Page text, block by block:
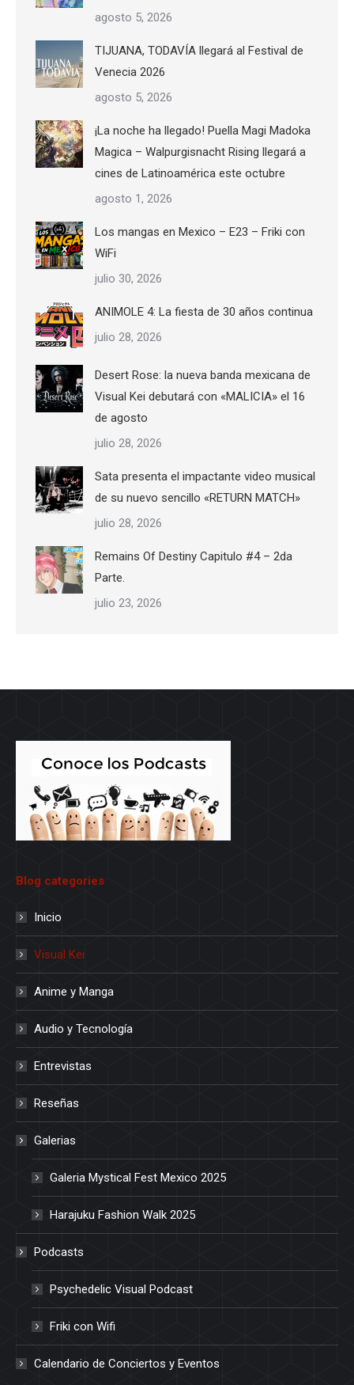
agosto 5, 2026
TIJUANA, TODAVÍA llegará al Festival de
Venecia 2026
agosto 5, 2026
¡La noche ha llegado! Puella Magi Madoka
Magica – Walpurgisnacht Rising llegará a
cines de Latinoamérica este octubre
agosto 1, 2026
Los mangas en Mexico – E23 – Friki con
WiFi
julio 30, 2026
ANIMOLE 4: La fiesta de 30 años continua
julio 28, 2026
Desert Rose: la nueva banda mexicana de
Visual Kei debutará con «MALICIA» el 16
de agosto
julio 28, 2026
Sata presenta el impactante video musical
de su nuevo sencillo «RETURN MATCH»
julio 28, 2026
Remains Of Destiny Capitulo #4 – 2da
Parte.
julio 23, 2026
Blog categories
Inicio
Visual Kei
Anime y Manga
Audio y Tecnología
Entrevistas
Reseñas
Galerias
Galeria Mystical Fest Mexico 2025
Harajuku Fashion Walk 2025
Podcasts
Psychedelic Visual Podcast
Friki con Wifi
Calendario de Conciertos y Eventos